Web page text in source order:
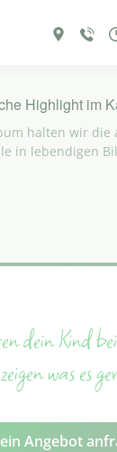
Highlight im
halten wir die
in lebendigen
dein Kind
was es
Angebot